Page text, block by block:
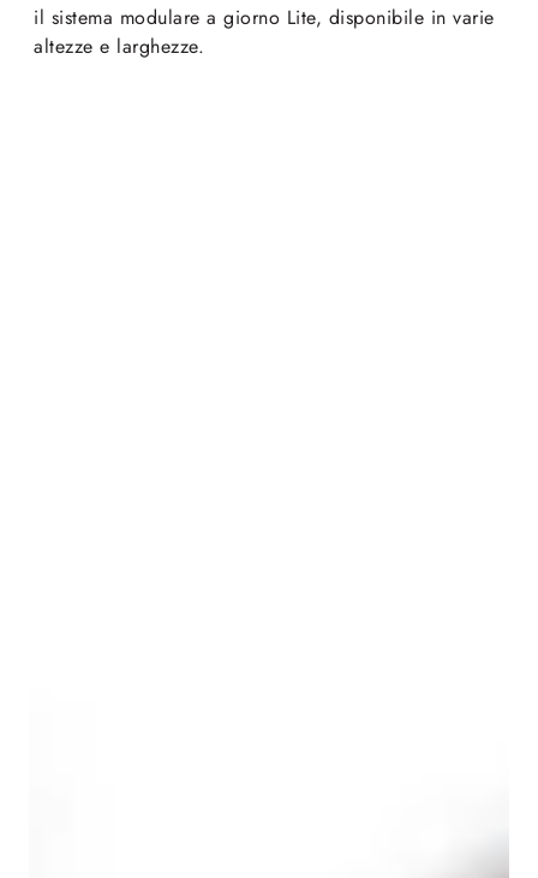
il sistema modulare a giorno Lite, disponibile in varie
altezze e larghezze.